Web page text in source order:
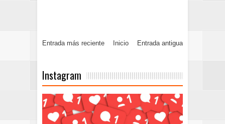
Entrada más reciente Entrada antigua
Inicio
Instagram